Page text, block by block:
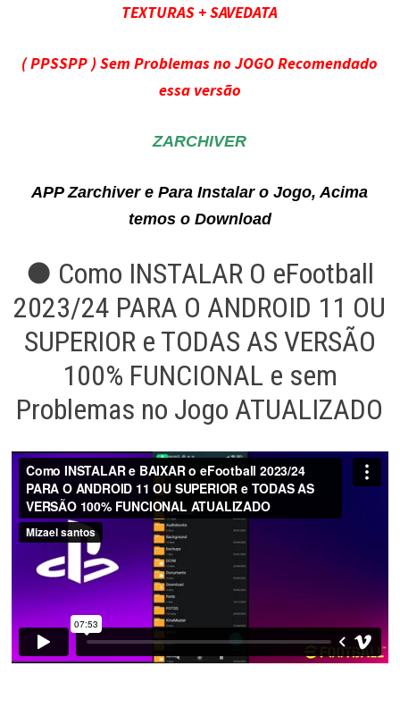
TEXTURAS + SAVEDATA
( PPSSPP ) Sem Problemas no JOGO Recomendado
essa versão
ZARCHIVER
APP Zarchiver e Para Instalar o Jogo, Acima
temos o Download
● Como INSTALAR O eFootball
2023/24 PARA O ANDROID 11 OU
SUPERIOR e TODAS AS VERSÃO
100% FUNCIONAL e sem
Problemas no Jogo ATUALIZADO